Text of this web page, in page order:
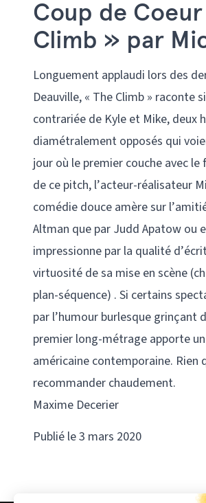
Coup de
Climb » par
Longuement applaudi lors des
Deauville, « The Climb » raconte
contrariée de Kyle et Mike, deux
diamétralement opposés qui
jour où le premier couche avec
de ce pitch, l’acteur-réalisateur
comédie douce amère sur
Altman que par Judd Apatow ou
impressionne par la qualité
virtuosité de sa mise en scène
plan-séquence) . Si certains
par l’humour burlesque grinçant
premier long-métrage apporte
américaine contemporaine. Rien
recommander chaudement.
Maxime Decerier
Publié le 3 mars 2020